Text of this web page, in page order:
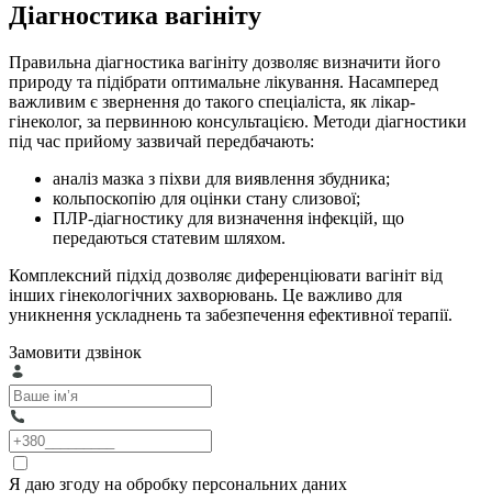
Діагностика вагініту
Правильна діагностика вагініту дозволяє визначити його
природу та підібрати оптимальне лікування. Насамперед
важливим є звернення до такого спеціаліста, як лікар-
гінеколог, за первинною консультацією. Методи діагностики
під час прийому зазвичай передбачають:
аналіз мазка з піхви для виявлення збудника;
кольпоскопію для оцінки стану слизової;
ПЛР-діагностику для визначення інфекцій, що
передаються статевим шляхом.
Комплексний підхід дозволяє диференціювати вагініт від
інших гінекологічних захворювань. Це важливо для
уникнення ускладнень та забезпечення ефективної терапії.
Замовити дзвінок
Я даю згоду на обробку персональних даних